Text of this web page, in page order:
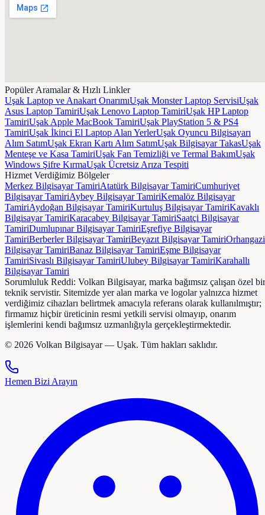
Popüler Aramalar & Hızlı Linkler
Uşak Laptop ve Anakart OnarımıUşak Monster Laptop ServisiUşak
Asus Laptop TamiriUşak Lenovo Laptop TamiriUşak HP Laptop
TamiriUşak Apple MacBook TamiriUşak PlayStation 5 & PS4
TamiriUşak İkinci El Laptop Alan YerlerUşak Oyuncu Bilgisayarı
Alım SatımUşak Ekran Kartı Alım SatımUşak Bilgisayar TakasUşak
Menteşe ve Kasa TamiriUşak Fan Temizliği ve Termal BakımUşak
Windows Şifre KırmaUşak Ücretsiz Arıza Tespiti
Hizmet Verdiğimiz Bölgeler
Merkez Bilgisayar TamiriAtatürk Bilgisayar TamiriCumhuriyet
Bilgisayar TamiriAybey Bilgisayar TamiriKemalöz Bilgisayar
TamiriAydoğan Bilgisayar TamiriKurtuluş Bilgisayar TamiriKavaklı
Bilgisayar TamiriKaracabey Bilgisayar TamiriSaatçi Bilgisayar
TamiriDumlupınarBilgisayar TamiriEşrefiye Bilgisayar
TamiriBerberlerBilgisayar TamiriBeyazıt Bilgisayar TamiriOrhangazi
Bilgisayar TamiriBanaz Bilgisayar TamiriEşme Bilgisayar
TamiriSivaslı Bilgisayar TamiriUlubey Bilgisayar TamiriKarahallı
Bilgisayar Tamiri
Sorumluluk Reddi: Volkan Bilgisayar, marka bağımsız çalışan özel bir
teknik servistir. Sitemizde yer alan marka ve logolar yalnızca hizmet
verdiğimiz cihazları belirtmek amacıyla referans olarak kullanılmıştır;
firmamız hiçbir üreticinin resmi yetkili servisi olmayıp, onarım
işlemlerini kendi bağımsız uzmanlığıyla gerçekleştirmektedir.
© 2026 Volkan Bilgisayar — Uşak. Tüm hakları saklıdır.
Hemen Bizi Arayın